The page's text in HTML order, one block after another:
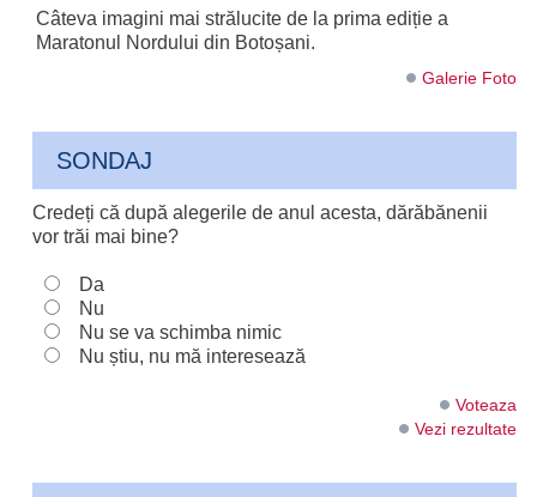
Câteva imagini mai strălucite de la prima ediție a
Maratonul Nordului din Botoșani.
Galerie Foto
SONDAJ
Credeți că după alegerile de anul acesta, dărăbănenii
vor trăi mai bine?
Da
Nu
Nu se va schimba nimic
Nu știu, nu mă interesează
Voteaza
Vezi rezultate